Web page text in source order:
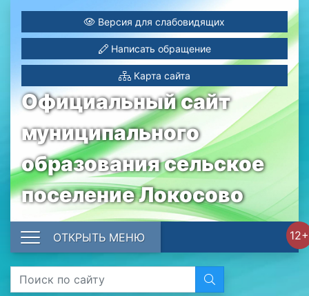
Официальный сайт
муниципального
образования сельское
поселение Локосово
Версия для слабовидящих
Написать обращение
Карта сайта
12+
ОТКРЫТЬ МЕНЮ